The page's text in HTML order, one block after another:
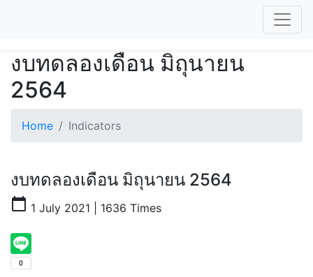
งบทดลองเดือน มิถุนายน
2564
Home Indicators
งบทดลองเดือน มิถุนายน 2564
calendar_today 1 July 2021 | 1636 Times